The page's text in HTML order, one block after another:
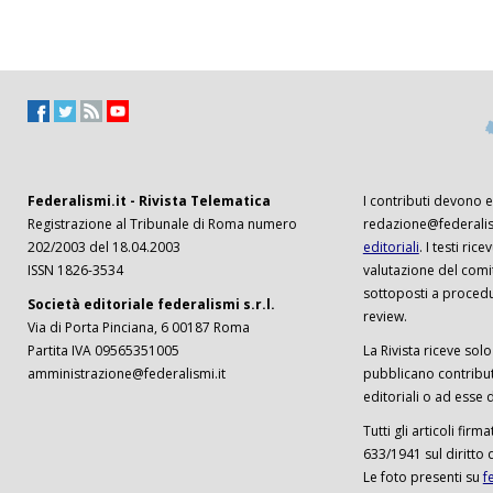
Federalismi.it - Rivista Telematica
Registrazione al Tribunale di Roma numero
202/2003 del 18.04.2003
ISSN 1826-3534
Società editoriale federalismi s.r.l.
Via di Porta Pinciana, 6 00187 Roma
Partita IVA 09565351005
amministrazione@federalismi.it
I contributi devono
editoriali. I testi
valutazione del
sottoposti a
review.
La Rivista riceve
pubblicano
editoriali o ad esse
Tutti gli articoli
633/1941 sul diritto
Le foto presenti su